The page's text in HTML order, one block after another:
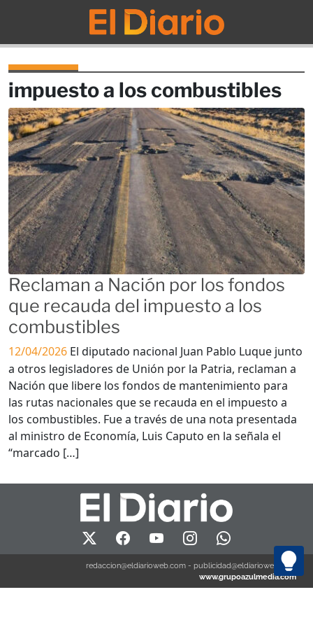
impuesto a los combustibles
Reclaman a Nación por los fondos
que recauda del impuesto a los
combustibles
12/04/2026 El diputado nacional Juan Pablo Luque junto
a otros legisladores de Unión por la Patria, reclaman a
Nación que libere los fondos de mantenimiento para
las rutas nacionales que se recauda en el impuesto a
los combustibles. Fue a través de una nota presentada
al ministro de Economía, Luis Caputo en la señala el
“marcado […]
redaccion@eldiarioweb.com - publicidad@eldiarioweb.com
www.grupoazulmedia.com